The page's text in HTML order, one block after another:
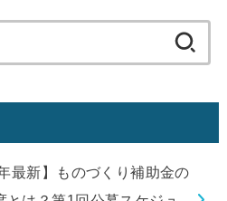
索:
最新】ものづくり補助金の